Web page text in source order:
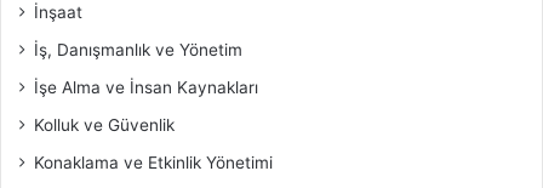
İnşaat
İş, Danışmanlık ve Yönetim
İşe Alma ve İnsan Kaynakları
Kolluk ve Güvenlik
Konaklama ve Etkinlik Yönetimi